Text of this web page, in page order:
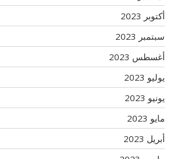
أكتوبر 2023
سبتمبر 2023
أغسطس 2023
يوليو 2023
يونيو 2023
مايو 2023
أبريل 2023